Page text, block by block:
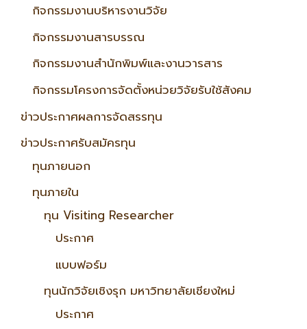
กิจกรรมงานบริหารงานวิจัย
กิจกรรมงานสารบรรณ
กิจกรรมงานสำนักพิมพ์และงานวารสาร
กิจกรรมโครงการจัดตั้งหน่วยวิจัยรับใช้สังคม
ข่าวประกาศผลการจัดสรรทุน
ข่าวประกาศรับสมัครทุน
ทุนภายนอก
ทุนภายใน
ทุน Visiting Researcher
ประกาศ
แบบฟอร์ม
ทุนนักวิจัยเชิงรุก มหาวิทยาลัยเชียงใหม่
ประกาศ